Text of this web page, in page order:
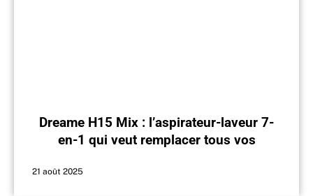
Dreame H15 Mix : l’aspirateur-laveur 7-
en-1 qui veut remplacer tous vos
21 août 2025